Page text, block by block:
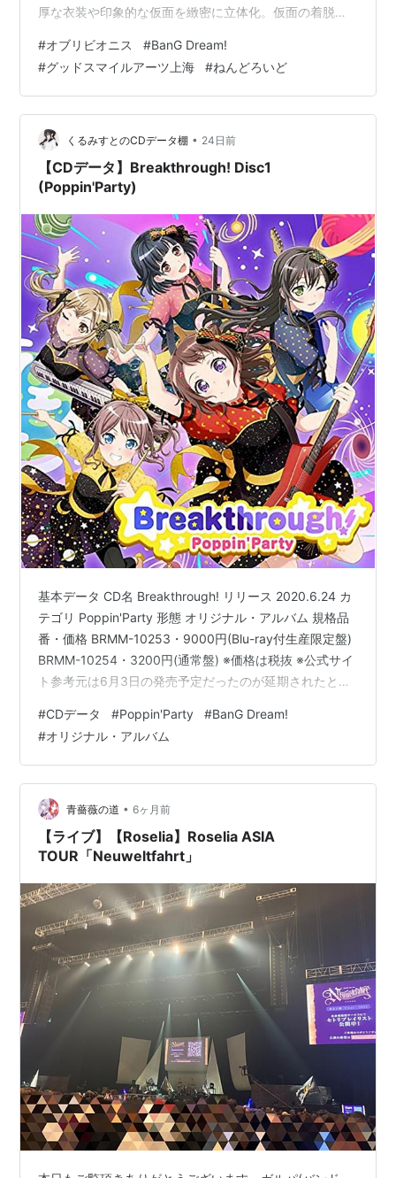
厚な衣装や印象的な仮面を緻密に立体化。仮面の着脱や
奏シーンから表情豊かな姿まで自由に楽しめます。世界
観を凝縮した逸品です。
#オブリビオニス #BanG Dream!
#グッドスマイルアーツ上海 #ねんどろいど
くるみすとのCDデータ棚 • 24日前
【CDデータ】Breakthrough! Disc1
(Poppin'Party)
基本データ CD名 Breakthrough! リリース 2020.6.24 カ
テゴリ Poppin'Party 形態 オリジナル・アルバム 規格品
番・価格 BRMM-10253・9000円(Blu-ray付生産限定盤)
BRMM-10254・3200円(通常盤) ※価格は税抜 ※公式サイ
ト参考元は6月3日の発売予定だったのが延期されたとの
かなり少ないみたいです。 収録曲リスト
1.Breakthrough! 2.NO GIRL NO CRY/Poppin'Party Ver.
3.イニシャル (『BanG Dream! 3rd Seaso…
#CDデータ #Poppin'Party #BanG Dream!
#オリジナル・アルバム
青薔薇の道 • 6ヶ月前
【ライブ】【Roselia】Roselia ASIA
TOUR「Neuweltfahrt」